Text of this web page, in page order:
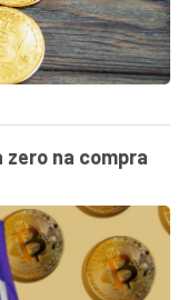
zero na compra